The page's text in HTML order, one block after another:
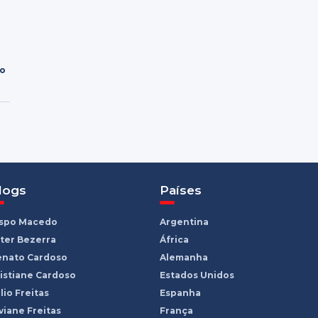
Macedo
Bezerra
Cardoso
Cardoso
Freitas
Freitas
Países
Argentina
África
Alemanha
Estados Unidos
Espanha
França